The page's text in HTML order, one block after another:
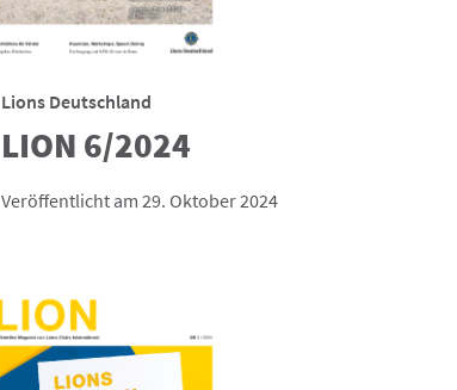
Lions Deutschland
LION 6/2024
Veröffentlicht am 29. Oktober 2024